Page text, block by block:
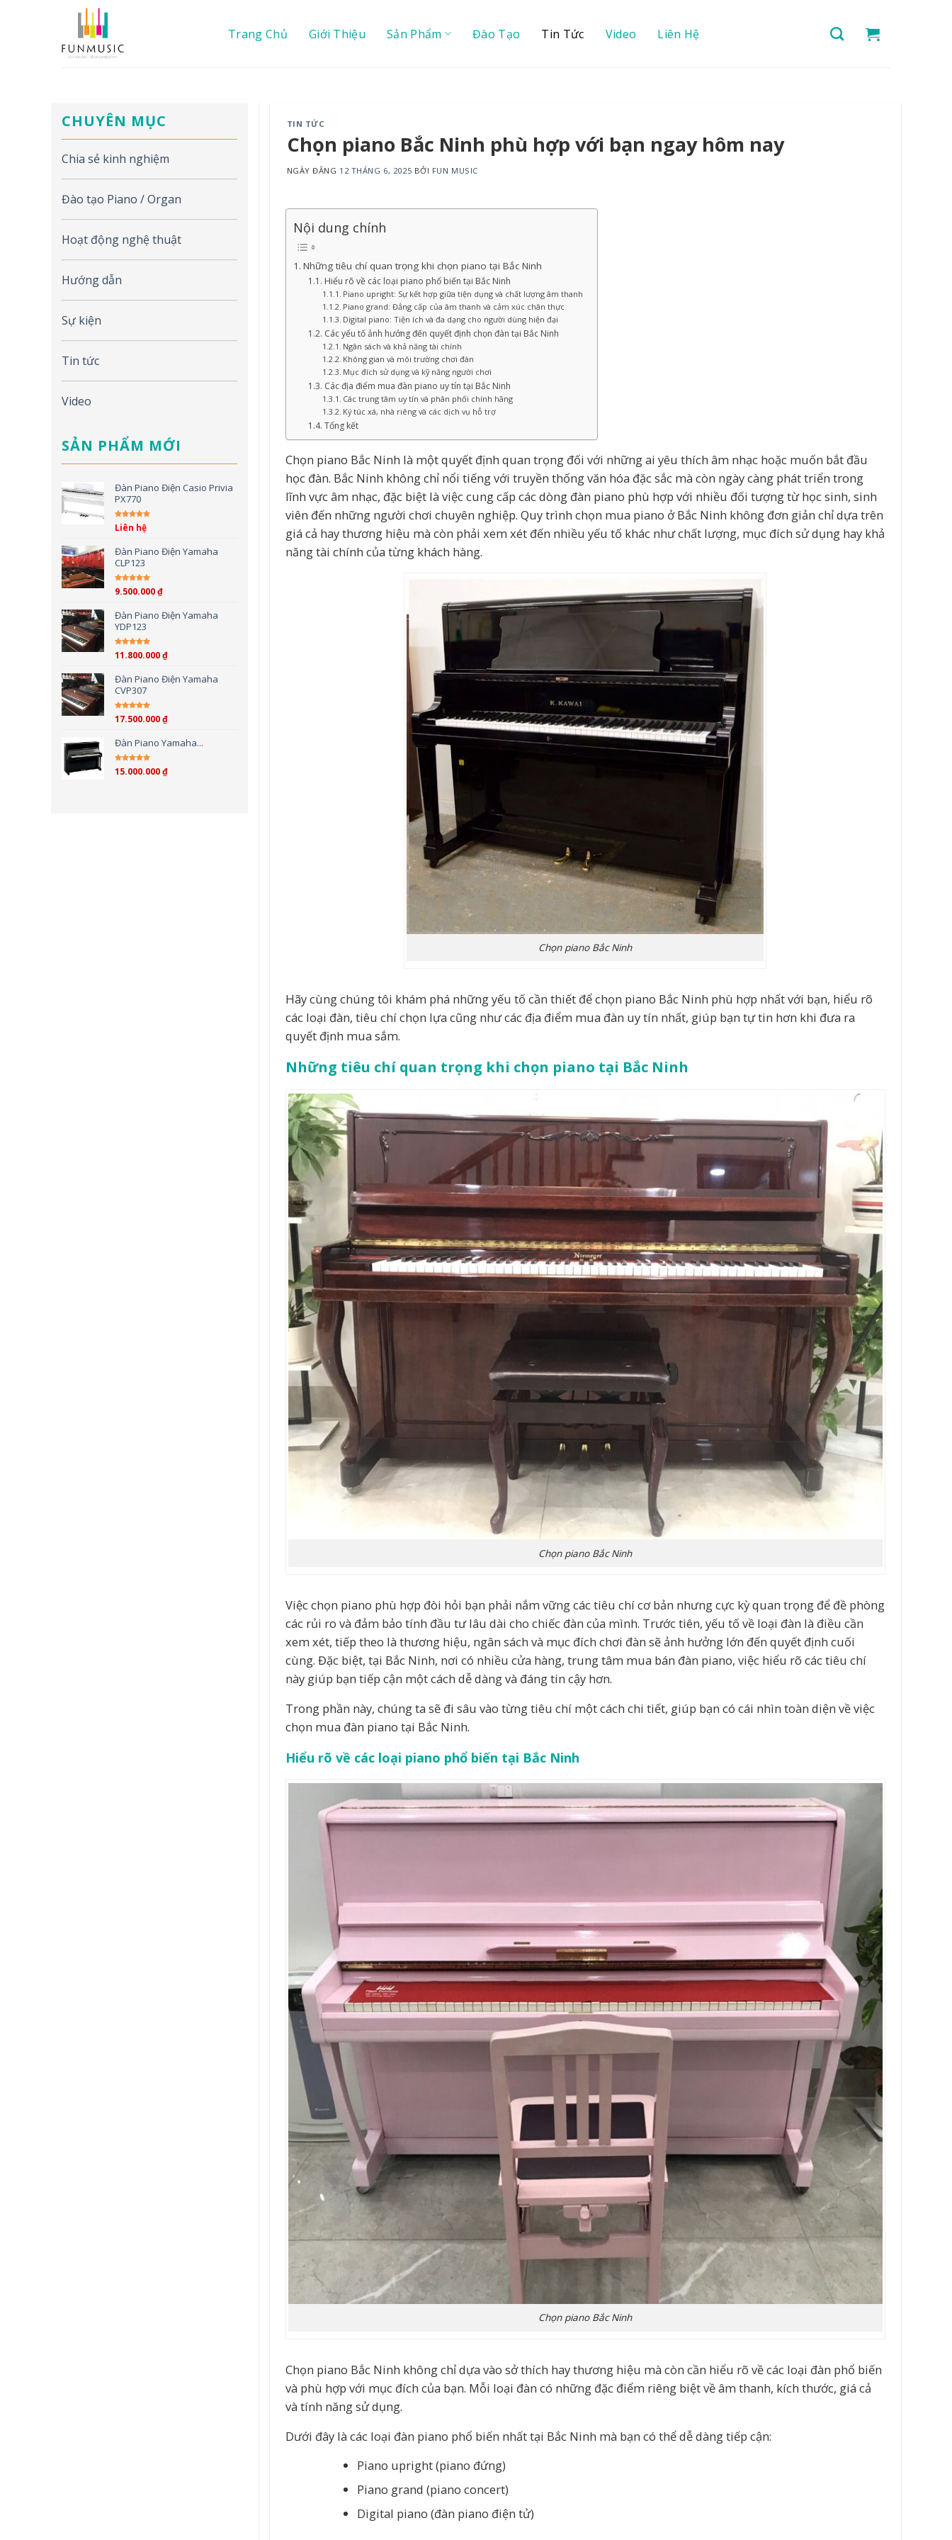
Trang Chủ Giới Thiệu Sản Phẩm Đào Tạo Tin Tức Video Liên Hệ
CHUYÊN MỤC
Chia sẻ kinh nghiệm
Đào tạo Piano / Organ
Hoạt động nghệ thuật
Hướng dẫn
Sự kiện
Tin tức
Video
SẢN PHẨM MỚI
Đàn Piano Điện Casio Privia
PX770
Được xếp hạng
Liên hệ
Đàn Piano Điện Yamaha
CLP123
Được xếp hạng
9.500.000₫
Đàn Piano Điện Yamaha
YDP123
Được xếp hạng
11.800.000₫
Đàn Piano Điện Yamaha
CVP307
Được xếp hạng
17.500.000₫
Đàn Piano Yamaha...
Được xếp hạng
15.000.000₫
TIN TỨC
Chọn piano Bắc Ninh phù hợp với bạn ngay hôm nay
NGÀY ĐĂNG 12 THÁNG 6, 2025 BỞI FUN MUSIC
Nội dung chính
Những tiêu chí quan trọng khi chọn piano tại Bắc Ninh
Hiểu rõ về các loại piano phổ biến tại Bắc Ninh
Piano upright: Sự kết hợp giữa tiện dụng và chất lượng âm thanh
Piano grand: Đẳng cấp của âm thanh và cảm xúc chân thực
Digital piano: Tiện ích và đa dạng cho người dùng hiện đại
Các yếu tố ảnh hưởng đến quyết định chọn đàn tại Bắc Ninh
Ngân sách và khả năng tài chính
Không gian và môi trường chơi đàn
Mục đích sử dụng và kỹ năng người chơi
Các địa điểm mua đàn piano uy tín tại Bắc Ninh
Các trung tâm uy tín và phân phối chính hãng
Ký túc xá, nhà riêng và các dịch vụ hỗ trợ
Tổng kết
Chọn piano Bắc Ninh là một quyết định quan trọng đối với những ai yêu thích âm nhạc hoặc muốn bắt đầu
học đàn. Bắc Ninh không chỉ nổi tiếng với truyền thống văn hóa đặc sắc mà còn ngày càng phát triển trong
lĩnh vực âm nhạc, đặc biệt là việc cung cấp các dòng đàn piano phù hợp với nhiều đối tượng từ học sinh, sinh
viên đến những người chơi chuyên nghiệp. Quy trình chọn mua piano ở Bắc Ninh không đơn giản chỉ dựa trên
giá cả hay thương hiệu mà còn phải xem xét đến nhiều yếu tố khác như chất lượng, mục đích sử dụng hay khả
năng tài chính của từng khách hàng.
Chọn piano Bắc Ninh
Hãy cùng chúng tôi khám phá những yếu tố cần thiết để chọn piano Bắc Ninh phù hợp nhất với bạn, hiểu rõ
các loại đàn, tiêu chí chọn lựa cũng như các địa điểm mua đàn uy tín nhất, giúp bạn tự tin hơn khi đưa ra
quyết định mua sắm.
Những tiêu chí quan trọng khi chọn piano tại Bắc Ninh
Chọn piano Bắc Ninh
Việc chọn piano phù hợp đòi hỏi bạn phải nắm vững các tiêu chí cơ bản nhưng cực kỳ quan trọng để đề phòng
các rủi ro và đảm bảo tính đầu tư lâu dài cho chiếc đàn của mình. Trước tiên, yếu tố về loại đàn là điều cần
xem xét, tiếp theo là thương hiệu, ngân sách và mục đích chơi đàn sẽ ảnh hưởng lớn đến quyết định cuối
cùng. Đặc biệt, tại Bắc Ninh, nơi có nhiều cửa hàng, trung tâm mua bán đàn piano, việc hiểu rõ các tiêu chí
này giúp bạn tiếp cận một cách dễ dàng và đáng tin cậy hơn.
Trong phần này, chúng ta sẽ đi sâu vào từng tiêu chí một cách chi tiết, giúp bạn có cái nhìn toàn diện về việc
chọn mua đàn piano tại Bắc Ninh.
Hiểu rõ về các loại piano phổ biến tại Bắc Ninh
Chọn piano Bắc Ninh
Chọn piano Bắc Ninh không chỉ dựa vào sở thích hay thương hiệu mà còn cần hiểu rõ về các loại đàn phổ biến
và phù hợp với mục đích của bạn. Mỗi loại đàn có những đặc điểm riêng biệt về âm thanh, kích thước, giá cả
và tính năng sử dụng.
Dưới đây là các loại đàn piano phổ biến nhất tại Bắc Ninh mà bạn có thể dễ dàng tiếp cận:
Piano upright (piano đứng)
Piano grand (piano concert)
Digital piano (đàn piano điện tử)